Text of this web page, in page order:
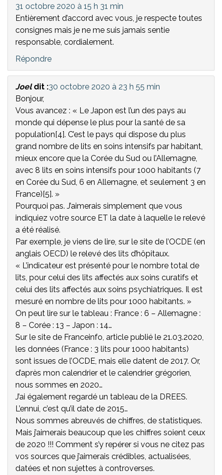
31 octobre 2020 à 15 h 31 min
Entièrement d’accord avec vous, je respecte toutes
consignes mais je ne me suis jamais sentie
responsable, cordialement.
Répondre
Joel dit :30 octobre 2020 à 23 h 55 min
Bonjour,
Vous avancez : « Le Japon est l’un des pays au
monde qui dépense le plus pour la santé de sa
population[4]. C’est le pays qui dispose du plus
grand nombre de lits en soins intensifs par habitant,
mieux encore que la Corée du Sud ou l’Allemagne,
avec 8 lits en soins intensifs pour 1000 habitants (7
en Corée du Sud, 6 en Allemagne, et seulement 3 en
France)[5]. »
Pourquoi pas. J’aimerais simplement que vous
indiquiez votre source ET la date à laquelle le relevé
a été réalisé.
Par exemple, je viens de lire, sur le site de l’OCDE (en
anglais OECD) le relevé des lits d’hôpitaux.
« L’indicateur est présenté pour le nombre total de
lits, pour celui des lits affectés aux soins curatifs et
celui des lits affectés aux soins psychiatriques. Il est
mesuré en nombre de lits pour 1000 habitants. »
On peut lire sur le tableau : France : 6 – Allemagne :
8 – Corée : 13 – Japon : 14…
Sur le site de Franceinfo, article publié le 21.03.2020,
les données (France : 3 lits pour 1000 habitants)
sont issues de l’OCDE, mais elle datent de 2017. Or,
d’après mon calendrier et le calendrier grégorien,
nous sommes en 2020…
J’ai également regardé un tableau de la DREES.
L’ennui, c’est qu’il date de 2015…
Nous sommes abreuvés de chiffres, de statistiques.
Mais j’aimerais beaucoup que les chiffres soient ceux
de 2020 !!! Comment s’y repérer si vous ne citez pas
vos sources que j’aimerais crédibles, actualisées,
datées et non sujettes à controverses.